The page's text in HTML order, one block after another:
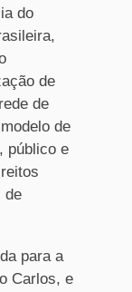
do
de
de
de
público e
de
para a
Carlos, e